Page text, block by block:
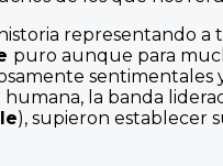
historia representando
puro aunque para
humana, la banda
), supieron establecer